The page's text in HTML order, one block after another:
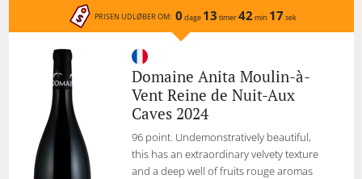
PRISEN UDLØBER OM: 0 dage 13 timer42 min 17 sek
Domaine Anita Moulin-à-
Vent Reine de Nuit-Aux
Caves 2024
96 point. Undemonstratively beautiful,
this has an extraordinary velvety texture
and a deep well of fruits rouge aromas